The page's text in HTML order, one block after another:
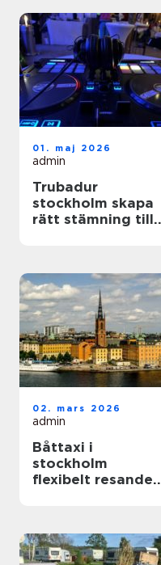
01. maj 2026
admin
Trubadur
stockholm skapa
rätt stämning till
02. mars 2026
admin
Båttaxi i
stockholm
flexibelt resande i